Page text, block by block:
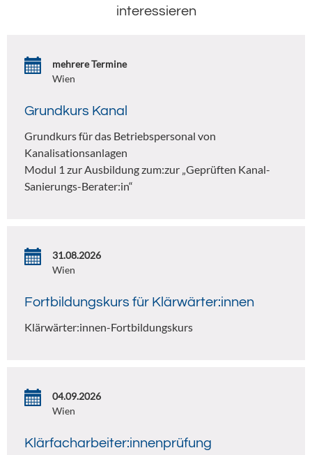
interessieren
mehrere Termine
Wien
Grundkurs Kanal
Grundkurs für das Betriebspersonal von
Kanalisationsanlagen
Modul 1 zur Ausbildung zum:zur „Geprüften Kanal-
Sanierungs-Berater:in“
31.08.2026
Wien
Fortbildungskurs für Klärwärter:innen
Klärwärter:innen-Fortbildungskurs
04.09.2026
Wien
Klärfacharbeiter:innenprüfung